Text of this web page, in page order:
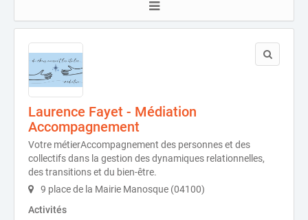
Laurence Fayet - Médiation
Accompagnement
Votre métierAccompagnement des personnes et des
collectifs dans la gestion des dynamiques relationnelles,
des transitions et du bien-être.
9 place de la Mairie Manosque (04100)
Activités